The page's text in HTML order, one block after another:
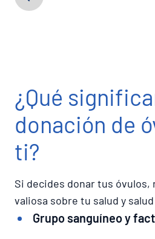
¿Qué
donación de
ti?
Si decides donar tus
valiosa sobre tu salud y
Grupo sanguíneo y